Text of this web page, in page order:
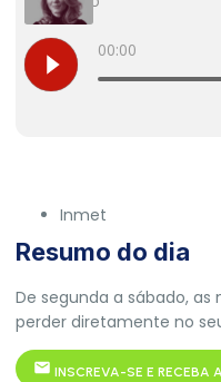
Inmet
Resumo do dia
De segunda a sábado,
perder diretamente no
INSCREVA-SE E RECEBA